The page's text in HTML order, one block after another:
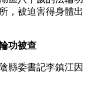
，被迫害得身體出
功被查
縣委書記李鎮江因